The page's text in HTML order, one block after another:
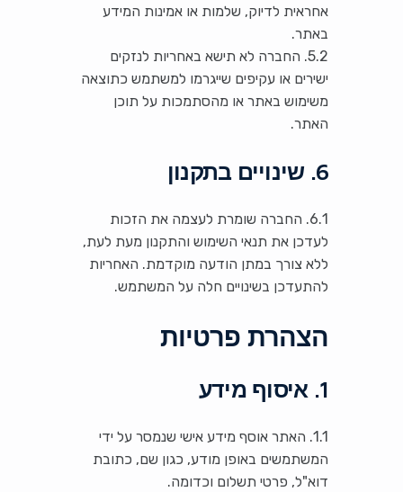
אחראית לדיוק, שלמות או אמינות המידע
באתר.
5.2. החברה לא תישא באחריות לנזקים
ישירים או עקיפים שייגרמו למשתמש כתוצאה
משימוש באתר או מהסתמכות על תוכן
האתר.
6. שינויים בתקנון
6.1. החברה שומרת לעצמה את הזכות
לעדכן את תנאי השימוש והתקנון מעת לעת,
ללא צורך במתן הודעה מוקדמת. האחריות
להתעדכן בשינויים חלה על המשתמש.
הצהרת פרטיות
1. איסוף מידע
1.1. האתר אוסף מידע אישי שנמסר על ידי
המשתמשים באופן מודע, כגון שם, כתובת
דוא"ל, פרטי תשלום וכדומה.